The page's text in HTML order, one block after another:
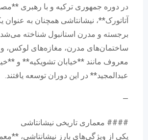
در دوره جمهوری ترکیه و با رهبری
آتاتورک**، نیشانتاشی همچنان به عنوان
برجسته و مدرن استانبول شناخته می‌شد.
ساختمان‌های مدرن، مغازه‌های لوکس، و
معروف مانند **خیابان تشویکیه** و
عبدالمجید** در این دوران توسعه یافتند.
—
#### معماری تاریخی نیشانتاشی
یکی از ویژگی‌های بارز نیشانتاشی،